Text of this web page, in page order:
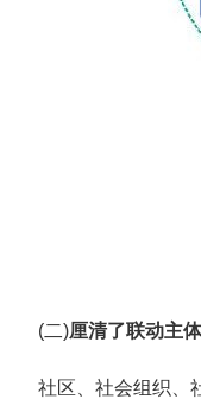
(二)厘清了联动主
社区、社会组织、